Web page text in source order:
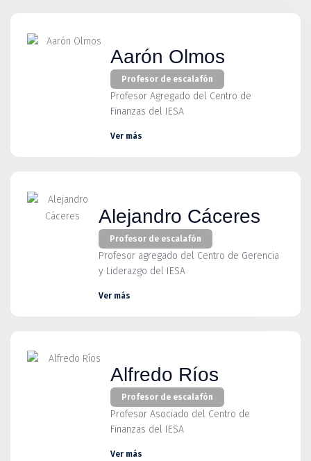
Aarón Olmos
Profesor de escalafón
Profesor Agregado del Centro de
Finanzas del IESA
Ver más
Alejandro Cáceres
Profesor de escalafón
Profesor agregado del Centro de Gerencia
y Liderazgo del IESA
Ver más
Alfredo Ríos
Profesor de escalafón
Profesor Asociado del Centro de
Finanzas del IESA
Ver más